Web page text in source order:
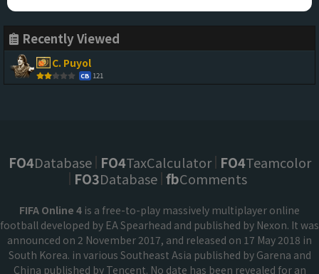
Recently Viewed
C. Puyol
CB 121
FO4Database FO4TaxCalculator FO4Teamcolor
FO3Database fbComments
FIFA Online 4 is a free-to-play massively multiplayer online
football developed by EA Spearhead and published by Nexon. It was
announced on 2 November 2017, and released on 17 May 2018 in
South Korea. in various Southeast Asia published by Garena and
China published by Tencent. No date has been revealed for an